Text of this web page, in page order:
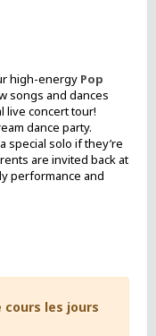
high-energy Pop
songs and dances
live concert tour!
dance party.
special solo if they’re
are invited back at
performance and
les jours